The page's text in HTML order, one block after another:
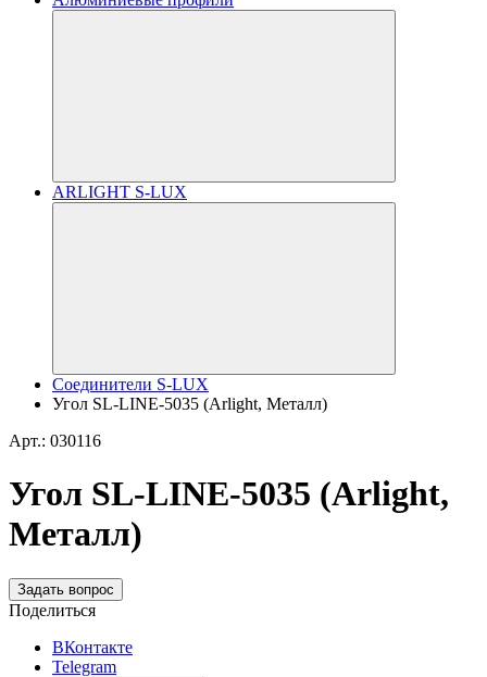
ARLIGHT S-LUX
Соединители S-LUX
Угол SL-LINE-5035 (Arlight, Металл)
Арт.: 030116
Угол SL-LINE-5035 (Arlight,
Металл)
Задать вопрос
Поделиться
ВКонтакте
Telegram